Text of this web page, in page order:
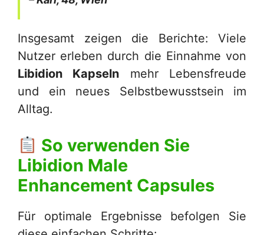
Insgesamt zeigen die Berichte: Viele
Nutzer erleben durch die Einnahme von
Libidion Kapseln mehr Lebensfreude
und ein neues Selbstbewusstsein im
Alltag.
So verwenden Sie
Libidion Male
Enhancement Capsules
Für optimale Ergebnisse befolgen Sie